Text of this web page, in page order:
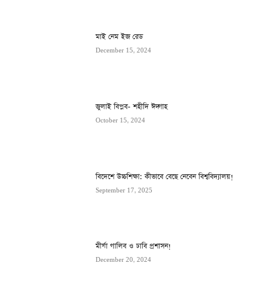
মাই নেম ইজ রেড
December 15, 2024
জুলাই বিপ্লব- শহীদি ঈদ্গাহ
October 15, 2024
বিদেশে উচ্চশিক্ষা: কীভাবে বেছে নেবেন বিশ্ববিদ্যালয়!
September 17, 2025
মীর্যা গালিব ও ঢাবি প্রশাসন!
December 20, 2024